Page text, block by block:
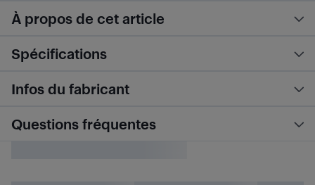
À propos de cet article
Spécifications
Infos du fabricant
Questions fréquentes